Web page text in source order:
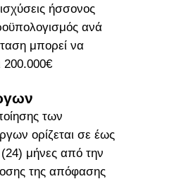
ήσσονος
ανά
μπορεί να
200.000€
των
ορίζεται σε έως
(24) μήνες από την
της απόφασης